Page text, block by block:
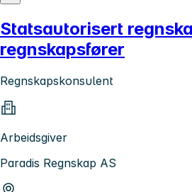
Statsautorisert
regnskapsfører
Regnskapskonsulent
Arbeidsgiver
Paradis Regnskap AS